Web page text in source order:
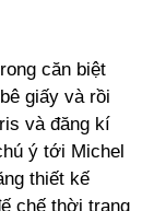
căn biệt
giấy và rồi
và đăng kí
ý tới Michel
thiết kế
chế thời trang